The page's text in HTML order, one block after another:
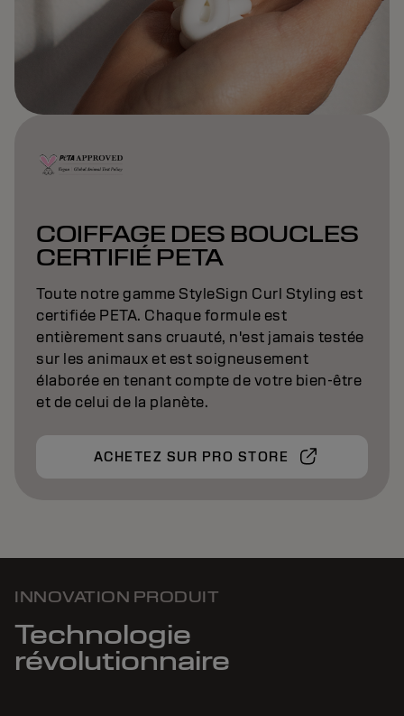
COIFFAGE DES BOUCLES
CERTIFIÉ PETA
Toute notre gamme StyleSign Curl Styling est
certifiée PETA. Chaque formule est
entièrement sans cruauté, n'est jamais testée
sur les animaux et est soigneusement
élaborée en tenant compte de votre bien-être
et de celui de la planète.
ACHETEZ SUR PRO STORE
INNOVATION PRODUIT
Technologie
révolutionnaire